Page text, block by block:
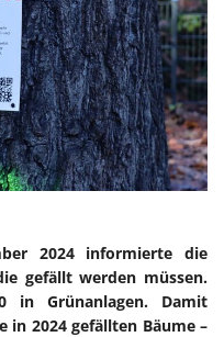
2024 informierte die
gefällt werden müssen.
in Grünanlagen. Damit
in 2024 gefällten Bäume –